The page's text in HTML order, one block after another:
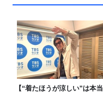
【“着たほうが涼しい”は本当